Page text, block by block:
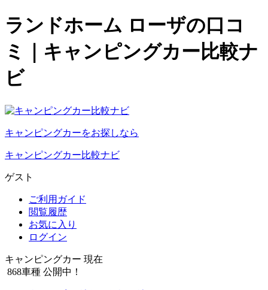
ランドホーム ローザの口コ
ミ｜キャンピングカー比較ナ
ビ
キャンピングカーをお探しなら
キャンピングカー比較ナビ
ゲスト
ご利用ガイド
閲覧履歴
お気に入り
ログイン
キャンピングカー 現在
868車種 公開中！